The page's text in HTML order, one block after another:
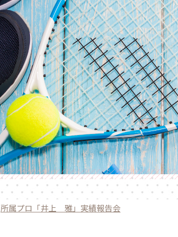
所属プロ「井上 雅」実績報告会